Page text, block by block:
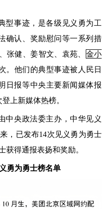
型事迹，是各级见义勇为工
确认、奖励慰问等一系列措
、张健、姜智文、袁苑、 金小
。他们的典型事迹被人民日
日报等中央主要新闻媒体报
上新媒体热榜。
中央政法委主办，中华见义
，已发布14次见义勇为勇士
获得通报表扬和奖励。
勇为勇士榜名单